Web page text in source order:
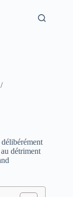
détriment